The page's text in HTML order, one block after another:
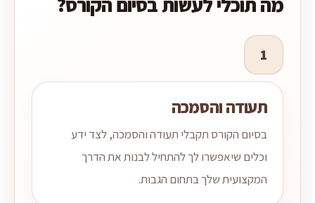
1
תעודה והסמכה
בסיום הקורס תקבלי תעודה והסמכה, לצד ידע
וכלים שיאפשרו לך להתחיל לבנות את הדרך
המקצועית שלך בתחום הגבות.